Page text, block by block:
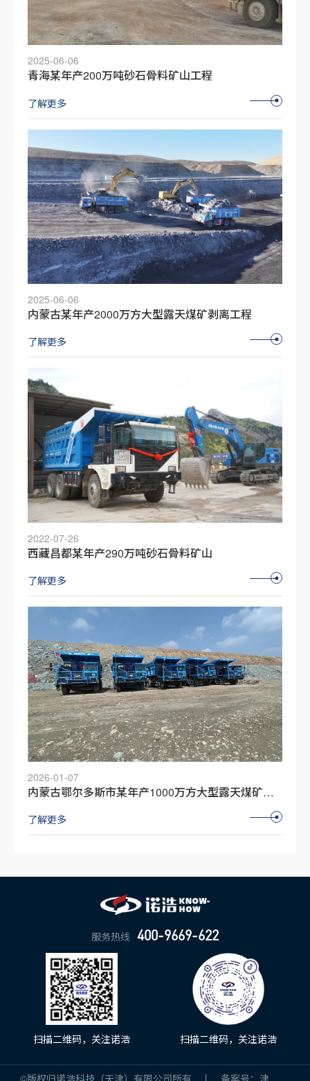
2025-06-06
青海某年产200万吨砂石骨料矿山工程
了解更多
2025-06-06
内蒙古某年产2000万方大型露天煤矿剥离工程
了解更多
2022-07-26
西藏昌都某年产290万吨砂石骨料矿山
了解更多
2026-01-07
内蒙古鄂尔多斯市某年产1000万方大型露天煤矿剥离工程
了解更多
服务热线 400-9669-622
扫描二维码，关注诺浩 扫描二维码，关注诺浩
©️版权归诺浩科技（天津）有限公司所有 丨 备案号： 津